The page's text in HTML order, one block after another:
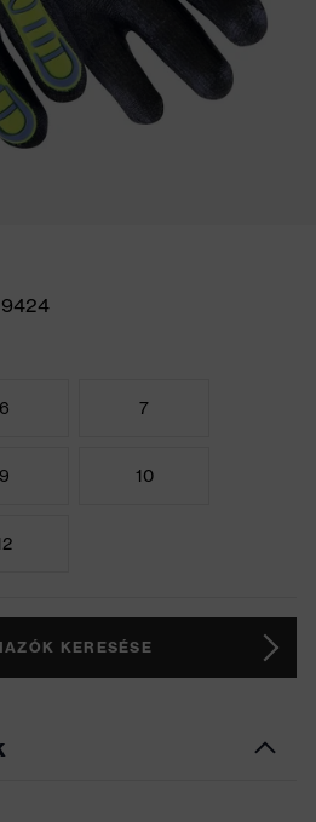
6 7
9 10
KERESÉSE